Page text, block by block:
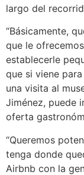
largo del
“Básicamente,
que le
establecerle
que si viene
una visita al
Jiménez, puede
oferta
“Queremos
tenga donde
Airbnb con la